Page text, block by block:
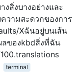
สิ่งบางอย่างและ
วามสะดวกของการ
Xฉันอยู่บนเส้น
ลของkbdสิ่งที่ฉัน
terminal